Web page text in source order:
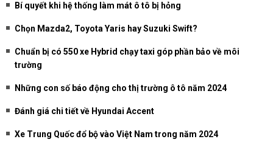
Bí quyết khi hệ thống làm mát ô tô bị hỏng
Chọn Mazda2, Toyota Yaris hay Suzuki Swift?
Chuẩn bị có 550 xe Hybrid chạy taxi góp phần bảo về môi
trường
Những con số báo động cho thị trường ô tô năm 2024
Đánh giá chi tiết về Hyundai Accent
Xe Trung Quốc đổ bộ vào Việt Nam trong năm 2024